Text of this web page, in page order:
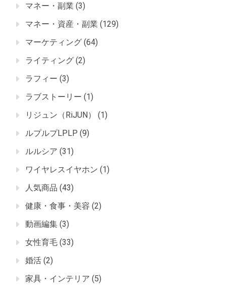
マネー・副業 (3)
マネー・資産・副業 (129)
マーケティング (64)
ライティング (2)
ラフィー (3)
ラブストーリー (1)
リジュン（RiJUN）
(1)
ルプルプLPLP (9)
ルルシア (31)
ワイヤレスイヤホン (1)
人気商品 (43)
健康・食事・美容 (2)
動画編集 (3)
女性育毛 (33)
婚活 (2)
家具・インテリア (5)